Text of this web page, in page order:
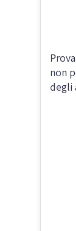
non
degli